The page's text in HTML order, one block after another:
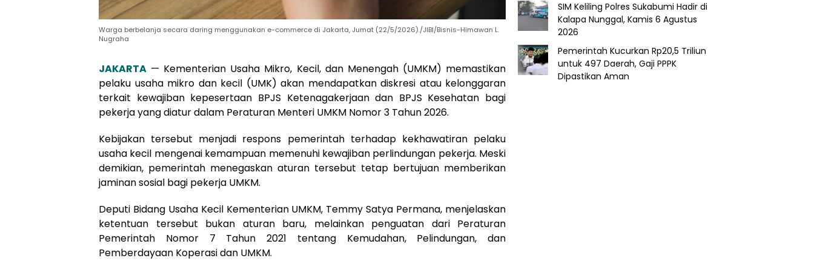
Warga berbelanja secara daring menggunakan e-commerce di Jakarta, Jumat (22/5/2026)./JIBI/Bisnis-Himawan L.
Nugraha
JAKARTA — Kementerian Usaha Mikro, Kecil, dan Menengah (UMKM) memastikan
pelaku usaha mikro dan kecil (UMK) akan mendapatkan diskresi atau kelonggaran
terkait kewajiban kepesertaan BPJS Ketenagakerjaan dan BPJS Kesehatan bagi
pekerja yang diatur dalam Peraturan Menteri UMKM Nomor 3 Tahun 2026.
Kebijakan tersebut menjadi respons pemerintah terhadap kekhawatiran pelaku
usaha kecil mengenai kemampuan memenuhi kewajiban perlindungan pekerja. Meski
demikian, pemerintah menegaskan aturan tersebut tetap bertujuan memberikan
jaminan sosial bagi pekerja UMKM.
Deputi Bidang Usaha Kecil Kementerian UMKM, Temmy Satya Permana, menjelaskan
ketentuan tersebut bukan aturan baru, melainkan penguatan dari Peraturan
Pemerintah Nomor 7 Tahun 2021 tentang Kemudahan, Pelindungan, dan
Pemberdayaan Koperasi dan UMKM.
SIM Keliling Polres Sukabumi Hadir di
Kalapa Nunggal, Kamis 6 Agustus
2026
Pemerintah Kucurkan Rp20,5 Triliun
untuk 497 Daerah, Gaji PPPK
Dipastikan Aman